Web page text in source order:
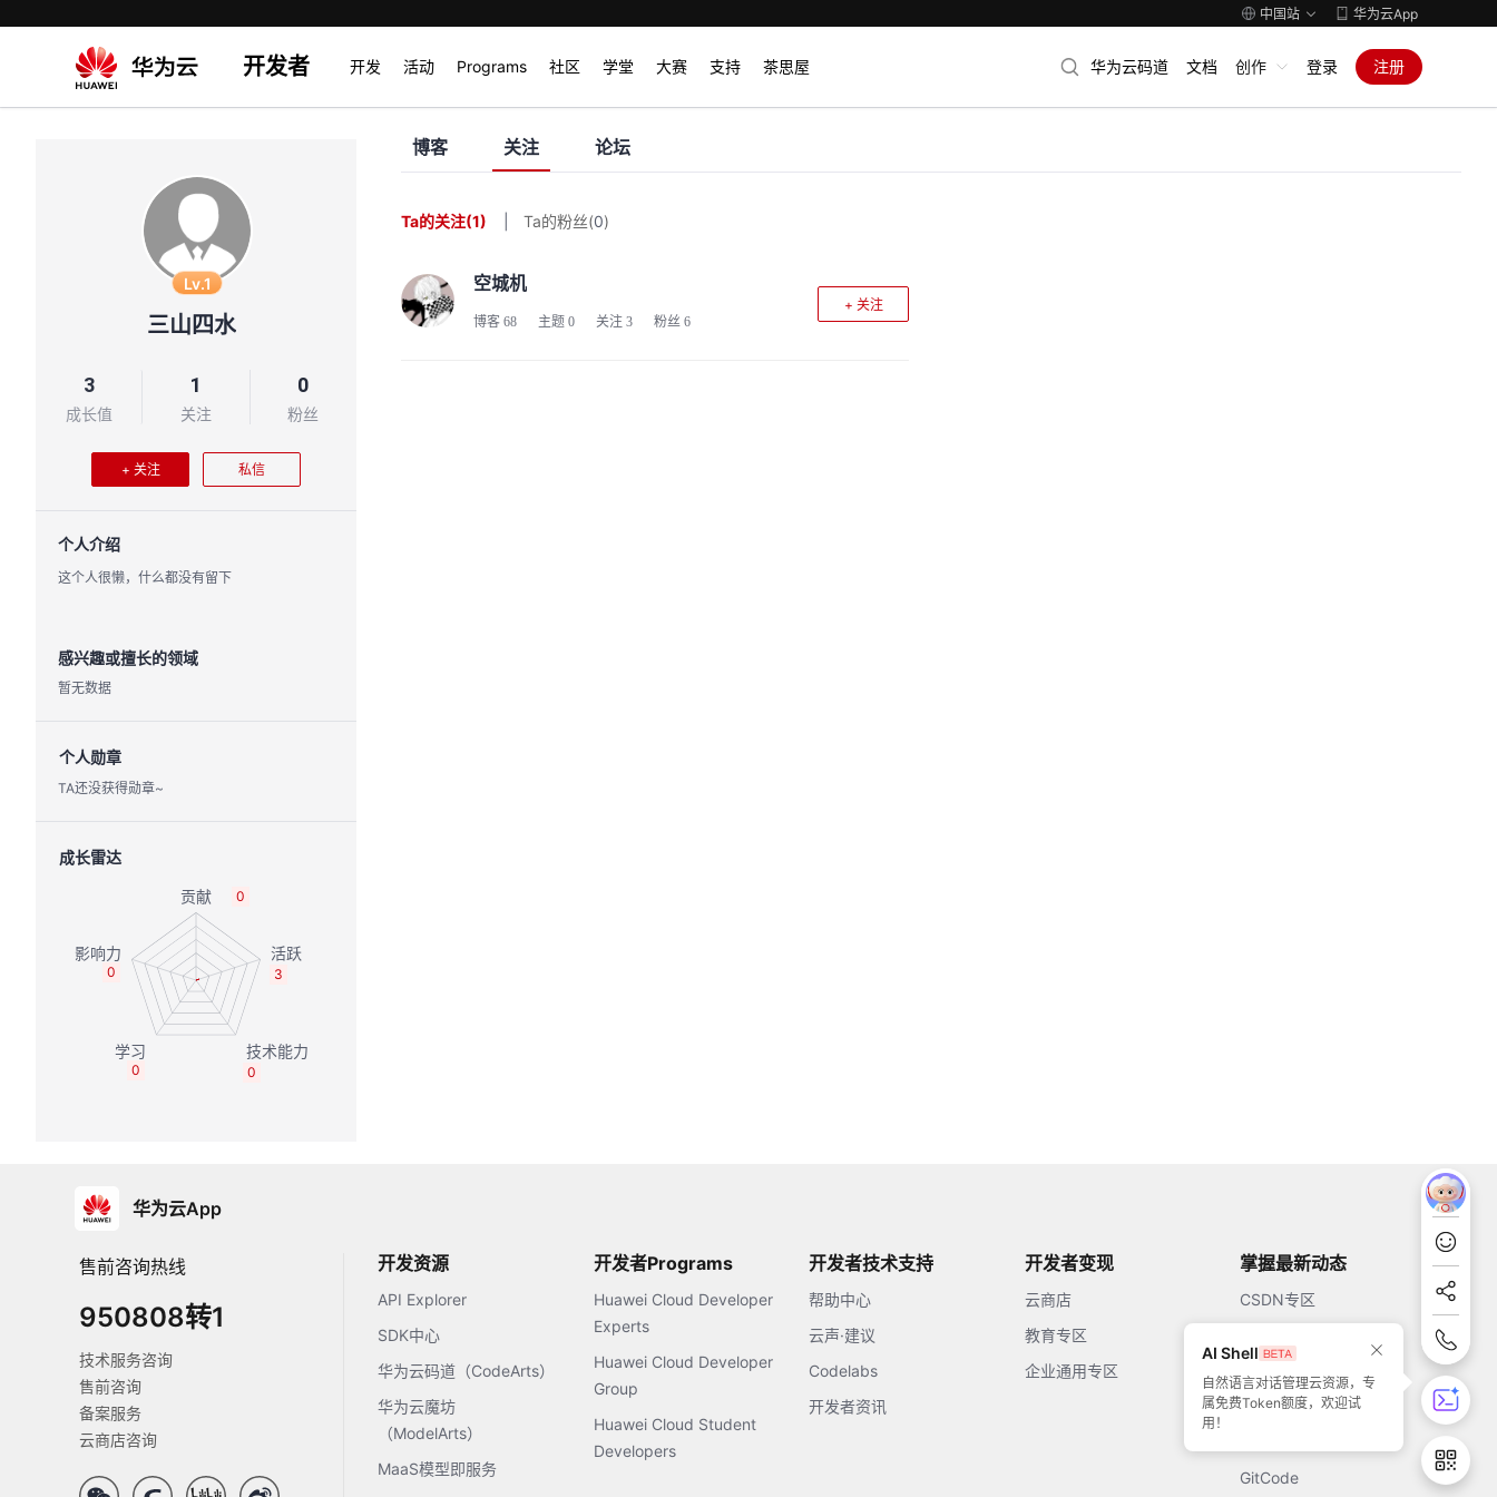
中国站 华为云App
开发者 开发 活动 Programs 社区 学堂 大赛 支持 茶思屋 华为云码道 文档 创作 登录 注册
Lv.1
三山四水
3
成长值
1
关注
0
粉丝
+ 关注 私信
个人介绍
这个人很懒，什么都没有留下
感兴趣或擅长的领域
暂无数据
个人勋章
TA还没获得勋章~
成长雷达
0
3
0
0
0
博客 关注 论坛
Ta的关注(1) Ta的粉丝(0)
空城机
博客 68 主题 0 关注 3 粉丝 6
+ 关注
华为云App
售前咨询热线
950808转1
技术服务咨询
售前咨询
备案服务
云商店咨询
开发资源
API Explorer
SDK中心
华为云码道（CodeArts）
华为云魔坊
（ModelArts）
MaaS模型即服务
开发者Programs
Huawei Cloud Developer
Experts
Huawei Cloud Developer
Group
Huawei Cloud Student
Developers
开发者技术支持
帮助中心
云声·建议
Codelabs
开发者资讯
开发者变现
云商店
教育专区
企业通用专区
掌握最新动态
CSDN专区
51CTO
GitCode
AI Shell
自然语言对话管理云资源，专
属免费Token额度，欢迎试
用！